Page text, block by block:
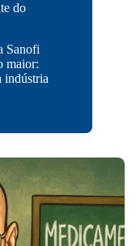
do
Sanofi
maior:
indústria